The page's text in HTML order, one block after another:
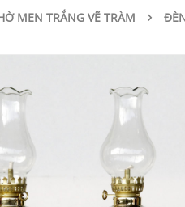
MEN TRẮNG VẼ TRÀM